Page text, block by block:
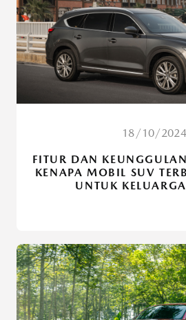
18/10/2024
FITUR DAN
KENAPA MOBIL SUV
UNTUK